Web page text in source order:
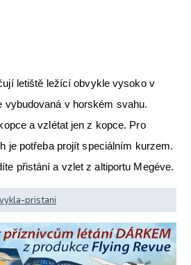
letiště ležící obvykle vysoko v
vybudovaná v horském svahu.
a vzlétat jen z kopce. Pro
je potřeba projít speciálním kurzem.
přistání a vzlet z altiportu Megéve.
pristani